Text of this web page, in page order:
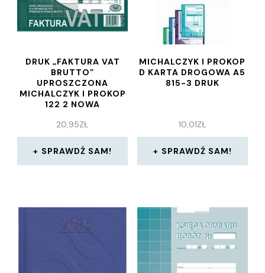
DRUK „FAKTURA VAT
BRUTTO”
UPROSZCZONA
MICHALCZYK I PROKOP
122 2 NOWA
20,95ZŁ
SPRAWDŹ SAM!
MICHALCZYK I PROKOP
D KARTA DROGOWA A5
815-3 DRUK
10,01ZŁ
SPRAWDŹ SAM!